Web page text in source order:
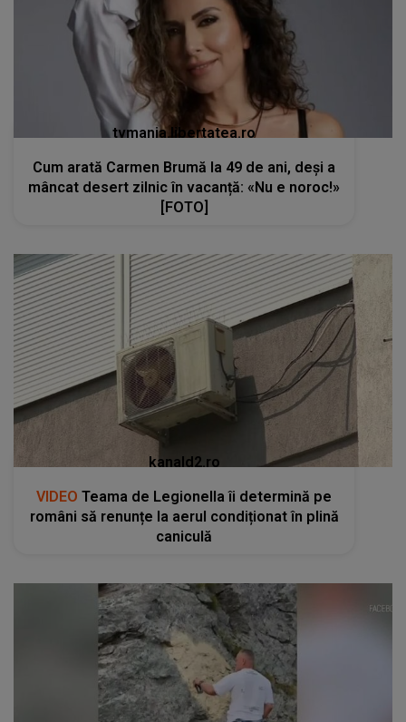
tvmania.libertatea.ro
Cum arată Carmen Brumă la 49 de ani, deși a
mâncat desert zilnic în vacanță: «Nu e noroc!»
[FOTO]
kanald2.ro
VIDEO Teama de Legionella îi determină pe
români să renunțe la aerul condiționat în plină
caniculă